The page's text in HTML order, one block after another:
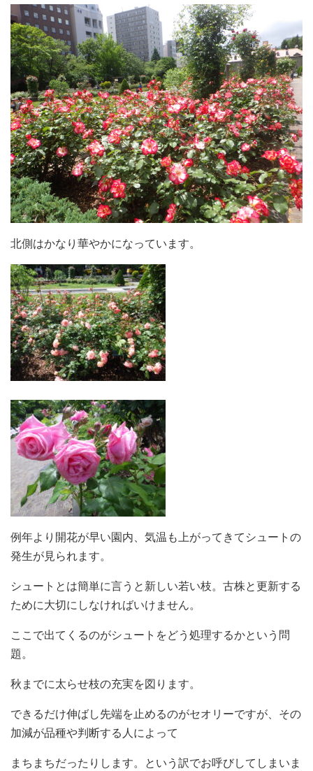
北側はかなり華やかになっています。
例年より開花が早い園内、気温も上がってきてシュートの
発生が見られます。
シュートとは簡単に言うと新しい若い枝。古株と更新する
ために大切にしなければいけません。
ここで出てくるのがシュートをどう処理するかという問
題。
秋までに太らせ枝の充実を図ります。
できるだけ伸ばし先端を止めるのがセオリーですが、その
加減が品種や判断する人によって
まちまちだったりします。という訳でお呼びしてしまいま